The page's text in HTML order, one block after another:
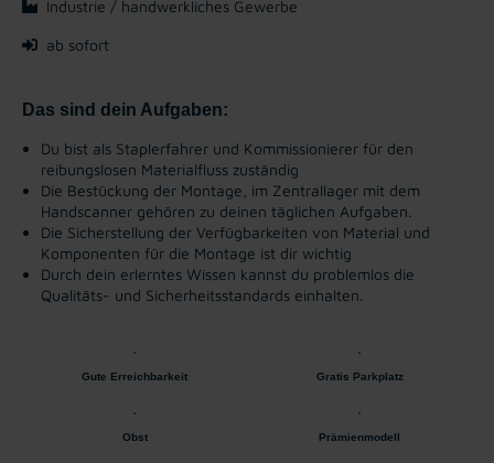
Industrie / handwerkliches Gewerbe
ab sofort
Das sind dein Aufgaben:
Du bist als Staplerfahrer und Kommissionierer für den
reibungslosen Materialfluss zuständig
Die Bestückung der Montage, im Zentrallager mit dem
Handscanner gehören zu deinen täglichen Aufgaben.
Die Sicherstellung der Verfügbarkeiten von Material und
Komponenten für die Montage ist dir wichtig
Durch dein erlerntes Wissen kannst du problemlos die
Qualitäts- und Sicherheitsstandards einhalten.
Gute Erreichbarkeit Gratis Parkplatz
Obst Prämienmodell